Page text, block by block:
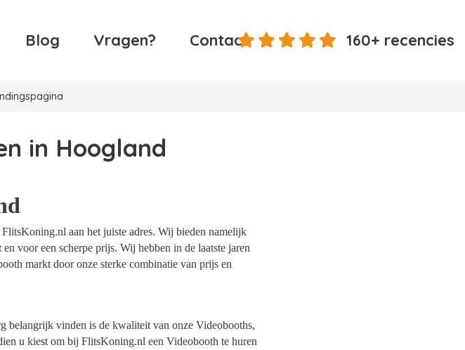
Blog Vragen? Contact 160+ recencies
in Hoogland
aan het juiste adres. Wij bieden namelijk
voor een scherpe prijs. Wij hebben in de laatste jaren
markt door onze sterke combinatie van prijs en
belangrijk vinden is de kwaliteit van onze Videobooths,
u kiest om bij FlitsKoning.nl een Videobooth te huren